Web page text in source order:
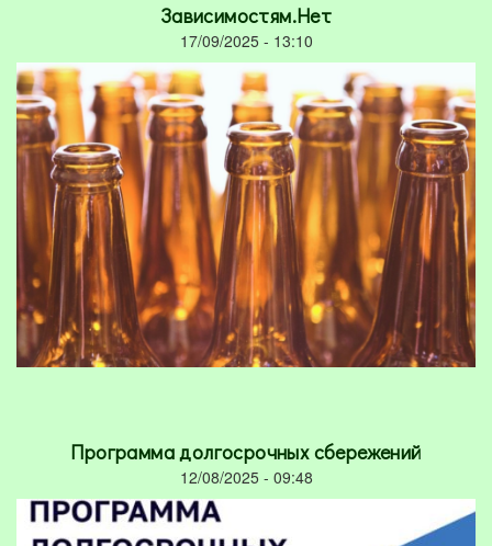
Зависимостям.Нет
17/09/2025 - 13:10
Программа долгосрочных сбережений
12/08/2025 - 09:48